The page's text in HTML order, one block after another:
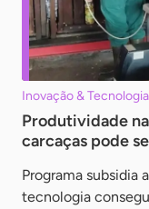
Inovação & Tecnologia
Produtividade
carcaças pode
Programa subsidia
tecnologia